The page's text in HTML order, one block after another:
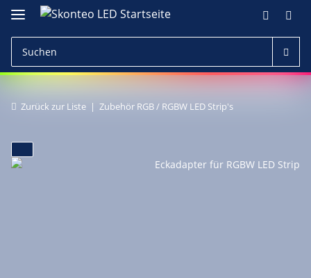
Zurück zur Liste Zubehör RGB / RGBW LED Strip's